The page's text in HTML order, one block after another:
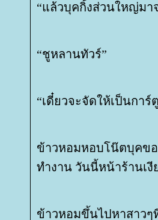
“แล้วบุคกิ้งส่วนใหญ่มา
“ชูหลานทัวร์”
“เดี๋ยวจะจัดให้เป็นกา
ข้าวหอมหอบโน๊ตบุคขอ
ทำงาน วันนี้หน้าร้านเงี
ข้าวหอมขึ้นไปหาสาวๆ